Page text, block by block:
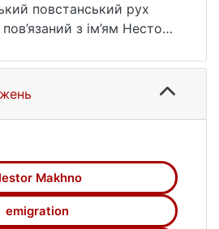
повстанський рух
з ім’ям Нестора
що не визнавала ані
ані Української
нерозуміння
армії
її лідера за кордон
доклала зусиль для
історичної
заочний суд над
Makhno
emigration